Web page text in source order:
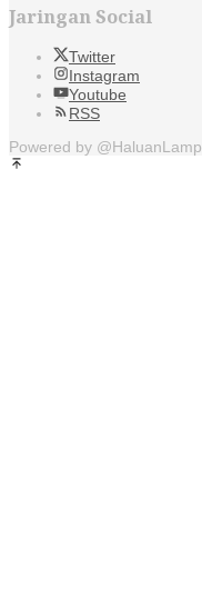
Jaringan Social
Twitter
Instagram
Youtube
RSS
Powered by